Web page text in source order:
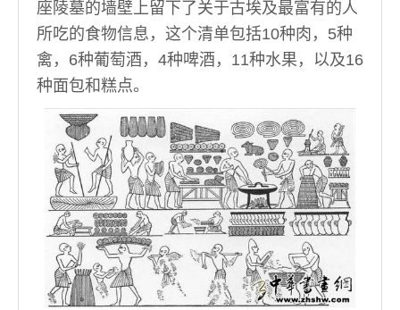
座陵墓的墙壁上留下了关于古埃及最富有的人
所吃的食物信息，这个清单包括10种肉，5种
禽，6种葡萄酒，4种啤酒，11种水果，以及16
种面包和糕点。